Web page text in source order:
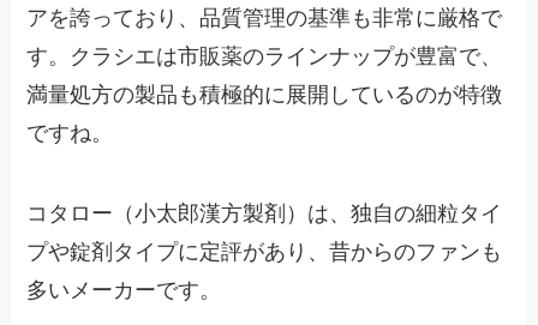
アを誇っており、品質管理の基準も非常に厳格で
す。クラシエは市販薬のラインナップが豊富で、
満量処方の製品も積極的に展開しているのが特徴
ですね。
コタロー（小太郎漢方製剤）は、独自の細粒タイ
プや錠剤タイプに定評があり、昔からのファンも
多いメーカーです。